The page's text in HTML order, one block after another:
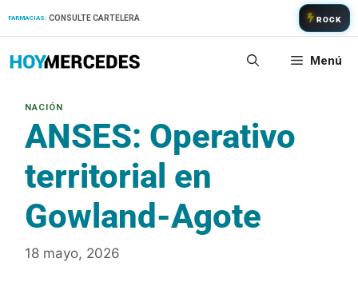
FARMACIAS: CONSULTE CARTELERA ROCK
Menú
ANSES: Operativo
territorial en
Gowland-Agote
18 mayo, 2026